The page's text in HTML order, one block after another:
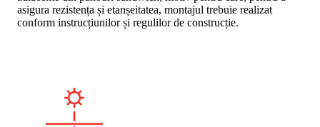
asigura rezistența și etanșeitatea, montajul trebuie realizat
conform instrucțiunilor și regulilor de construcție.